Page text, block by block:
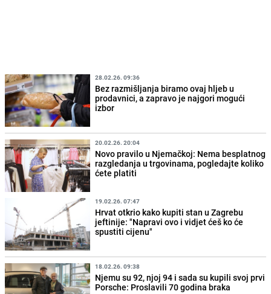
28.02.26. 09:36
Bez razmišljanja biramo ovaj hljeb u
prodavnici, a zapravo je najgori mogući
izbor
20.02.26. 20:04
Novo pravilo u Njemačkoj: Nema besplatnog
razgledanja u trgovinama, pogledajte koliko
ćete platiti
19.02.26. 07:47
Hrvat otkrio kako kupiti stan u Zagrebu
jeftinije: "Napravi ovo i vidjet ćeš ko će
spustiti cijenu"
18.02.26. 09:38
Njemu su 92, njoj 94 i sada su kupili svoj prvi
Porsche: Proslavili 70 godina braka